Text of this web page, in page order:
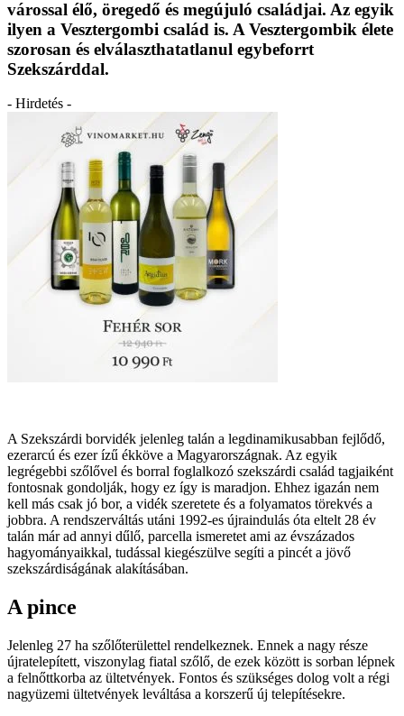
várossal élő, öregedő és megújuló családjai. Az egyik
ilyen a Vesztergombi család is. A Vesztergombik élete
szorosan és elválaszthatatlanul egybeforrt
Szekszárddal.
- Hirdetés -
A Szekszárdi borvidék jelenleg talán a legdinamikusabban fejlődő,
ezerarcú és ezer ízű ékköve a Magyarországnak. Az egyik
legrégebbi szőlővel és borral foglalkozó szekszárdi család tagjaiként
fontosnak gondolják, hogy ez így is maradjon. Ehhez igazán nem
kell más csak jó bor, a vidék szeretete és a folyamatos törekvés a
jobbra. A rendszerváltás utáni 1992-es újraindulás óta eltelt 28 év
talán már ad annyi dűlő, parcella ismeretet ami az évszázados
hagyományaikkal, tudással kiegészülve segíti a pincét a jövő
szekszárdiságának alakításában.
A pince
Jelenleg 27 ha szőlőterülettel rendelkeznek. Ennek a nagy része
újratelepített, viszonylag fiatal szőlő, de ezek között is sorban lépnek
a felnőttkorba az ültetvények. Fontos és szükséges dolog volt a régi
nagyüzemi ültetvények leváltása a korszerű új telepítésekre.